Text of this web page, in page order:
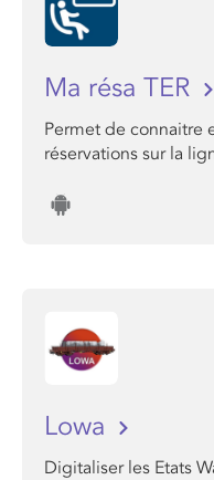
Ma résa TER
Permet de connaitre
réservations sur la
Lowa
Digitaliser les Etats